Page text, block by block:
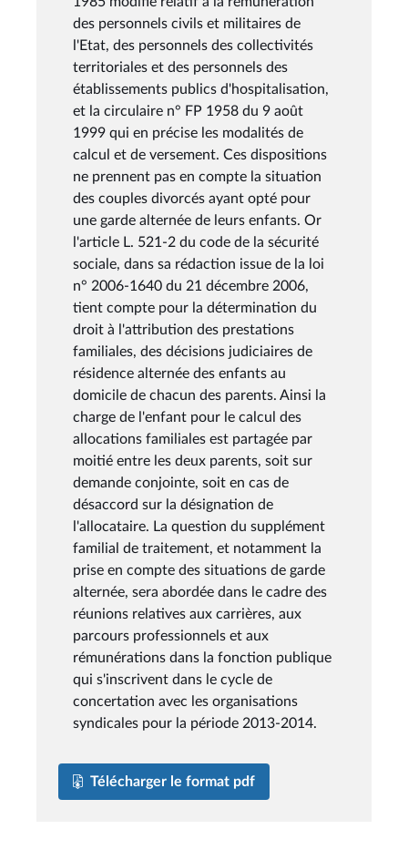
des personnels civils et militaires de
l'Etat, des personnels des collectivités
territoriales et des personnels des
établissements publics d'hospitalisation,
et la circulaire n° FP 1958 du 9 août
1999 qui en précise les modalités de
calcul et de versement. Ces dispositions
ne prennent pas en compte la situation
des couples divorcés ayant opté pour
une garde alternée de leurs enfants. Or
l'article L. 521-2 du code de la sécurité
sociale, dans sa rédaction issue de la loi
n° 2006-1640 du 21 décembre 2006,
tient compte pour la détermination du
droit à l'attribution des prestations
familiales, des décisions judiciaires de
résidence alternée des enfants au
domicile de chacun des parents. Ainsi la
charge de l'enfant pour le calcul des
allocations familiales est partagée par
moitié entre les deux parents, soit sur
demande conjointe, soit en cas de
désaccord sur la désignation de
l'allocataire. La question du supplément
familial de traitement, et notamment la
prise en compte des situations de garde
alternée, sera abordée dans le cadre des
réunions relatives aux carrières, aux
parcours professionnels et aux
rémunérations dans la fonction publique
qui s'inscrivent dans le cycle de
concertation avec les organisations
syndicales pour la période 2013-2014.
Télécharger le format pdf